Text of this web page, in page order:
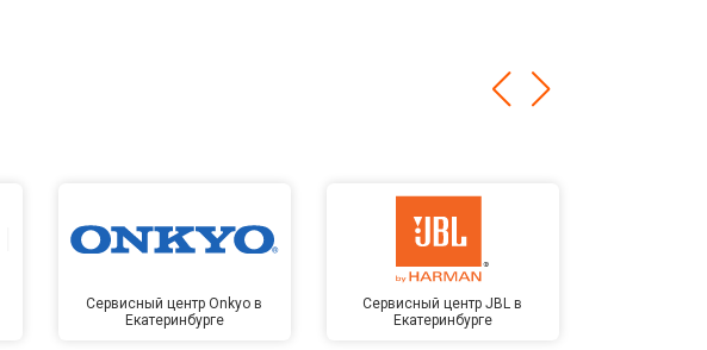
Сервисный центр Onkyo в
Екатеринбурге
Сервисный центр JBL в
Екатеринбурге